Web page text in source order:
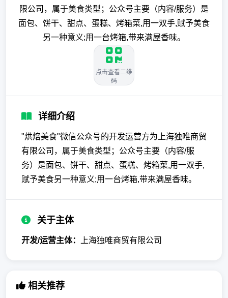
限公司，属于美食类型；公众号主要（内容/服务）是
面包、饼干、甜点、蛋糕、烤箱菜,用一双手,赋予美食
另一种意义;用一台烤箱,带来满屋香味。
点击查看二维
码
详细介绍
"烘焙美食"微信公众号的开发运营方为上海独唯商贸
有限公司，属于美食类型；公众号主要（内容/服
务）是面包、饼干、甜点、蛋糕、烤箱菜,用一双手,
赋予美食另一种意义;用一台烤箱,带来满屋香味。
关于主体
开发/运营主体： 上海独唯商贸有限公司
相关推荐